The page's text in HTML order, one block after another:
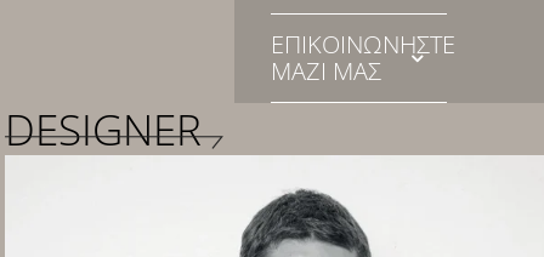
ΕΠΙΚΟΙΝΩΝΉΣΤΕ
ΜΑΖΊ ΜΑΣ
DESIGNER